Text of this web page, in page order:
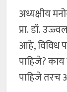
अध्यक्षीय
प्रा. डॉ.
आहे, विविध
पाहिजे?
पाहिजे